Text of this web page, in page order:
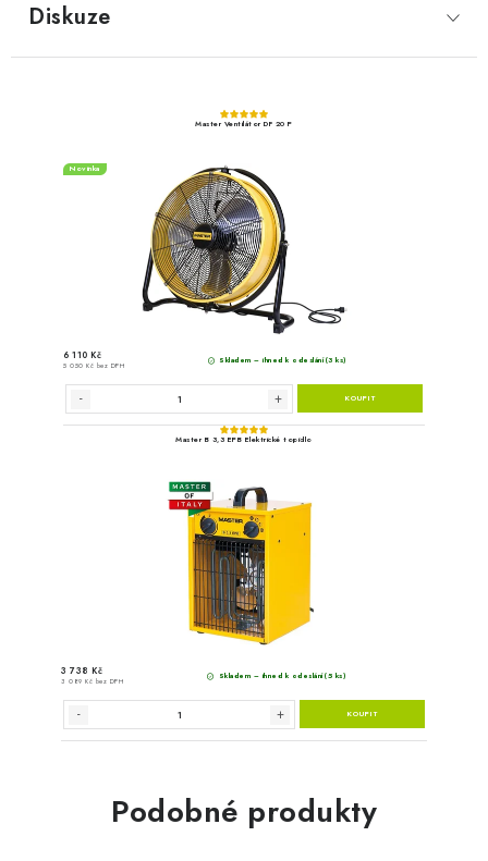
Diskuze
Podobné produkty